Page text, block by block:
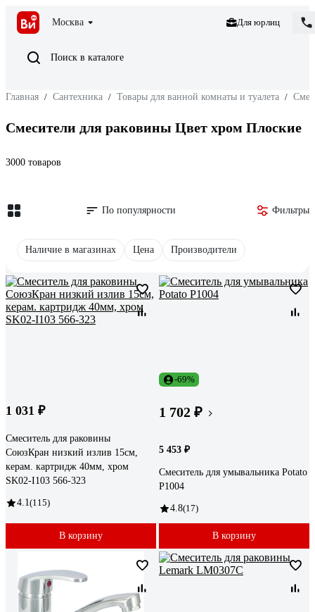
Москва Для юрлиц
Поиск в каталоге
Главная / Сантехника / Товары для ванной комнаты и туалета /
Смесители для раковины Цвет хром Плоские
3000 товаров
По популярности Фильтры
Наличие в магазинах Цена Производители
1 031 ₽
Смеситель для раковины
СоюзКран низкий излив 15см,
керам. картридж 40мм, хром
SK02-I103 566-323
4.1 (115)
В корзину
-69%
1 702 ₽
5 453 ₽
Смеситель для умывальника Potato
P1004
4.8(17)
В корзину